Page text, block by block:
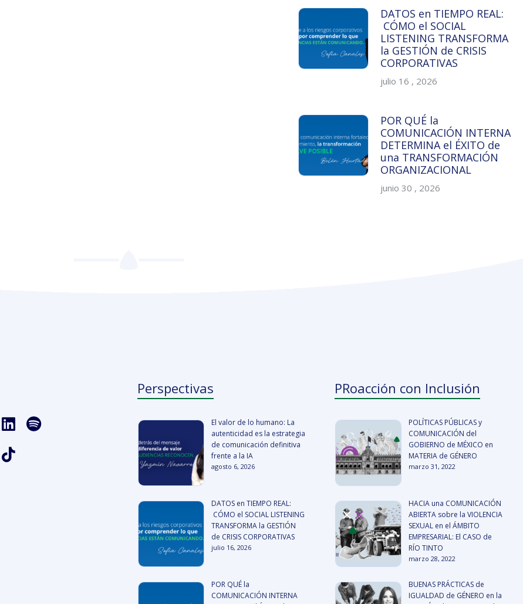
DATOS en TIEMPO REAL:
CÓMO el SOCIAL
LISTENING TRANSFORMA
la GESTIÓN de CRISIS
CORPORATIVAS
julio 16 , 2026
POR QUÉ la
COMUNICACIÓN INTERNA
DETERMINA el ÉXITO de
una TRANSFORMACIÓN
ORGANIZACIONAL
junio 30 , 2026
Perspectivas
El valor de lo humano: La
autenticidad es la estrategia
de comunicación definitiva
frente a la IA
agosto 6, 2026
DATOS en TIEMPO REAL:
CÓMO el SOCIAL LISTENING
TRANSFORMA la GESTIÓN
de CRISIS CORPORATIVAS
julio 16, 2026
POR QUÉ la
COMUNICACIÓN INTERNA
PRoacción con Inclusión
POLÍTICAS PÚBLICAS y
COMUNICACIÓN del
GOBIERNO de MÉXICO en
MATERIA de GÉNERO
marzo 31, 2022
HACIA una COMUNICACIÓN
ABIERTA sobre la VIOLENCIA
SEXUAL en el ÁMBITO
EMPRESARIAL: El CASO de
RÍO TINTO
marzo 28, 2022
BUENAS PRÁCTICAS de
IGUALDAD de GÉNERO en la